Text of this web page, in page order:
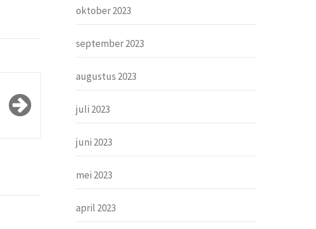
oktober 2023
september 2023
augustus 2023
juli 2023
juni 2023
mei 2023
april 2023